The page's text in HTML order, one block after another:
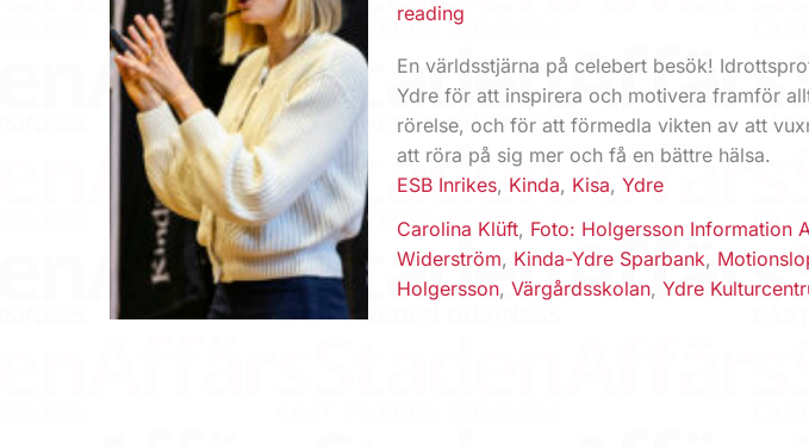
reading
En världsstjärna på celebert besök!
Ydre för att inspirera och motivera framför
rörelse, och för att förmedla vikten av att
att röra på sig mer och få en bättre hälsa.
ESB Inrikes, Kinda, Kisa,Ydre
Carolina Klüft, Foto: Holgersson Information
Widerström, Kinda-Ydre Sparbank,
Holgersson,Värgårdsskolan,Ydre